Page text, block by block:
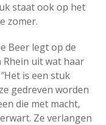
staat ook op het
zomer.
Beer legt op de
Rhein uit wat haar
is een stuk
gedreven worden
die met macht,
Ze verlangen